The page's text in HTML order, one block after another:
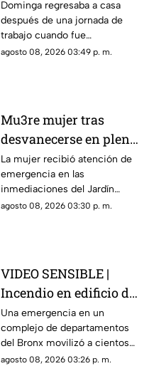
es as3sin4da en Puebla
por 90 pesos
Dominga regresaba a casa
después de una jornada de
trabajo cuando fue
interceptada por un hombre
agosto 08, 2026 03:49 p. m.
Mu3re mujer tras
desvanecerse en plena
vía pública en el Centro
Histórico de Querétaro
La mujer recibió atención de
emergencia en las
inmediaciones del Jardín
Corregidora, pero los
agosto 08, 2026 03:30 p. m.
VIDEO SENSIBLE |
Incendio en edificio de
Nueva York deja un
mu3rto y 14 heridos
Una emergencia en un
complejo de departamentos
del Bronx movilizó a cientos
de bomberos y dejó víctimas
agosto 08, 2026 03:26 p. m.